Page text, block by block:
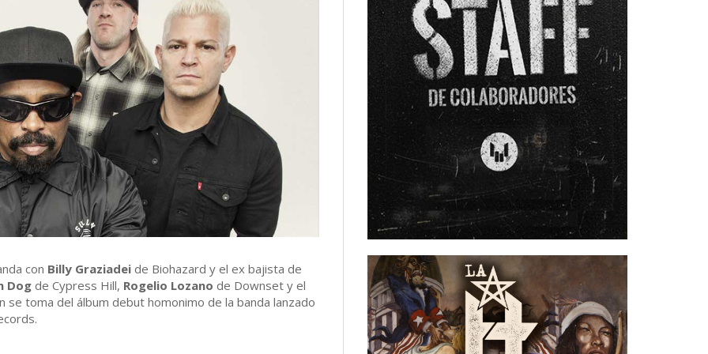
con Billy Graziadei de Biohazard y el ex bajista de
Dog de Cypress Hill, Rogelio Lozano de Downset y el
se toma del álbum debut homonimo de la banda lanzado